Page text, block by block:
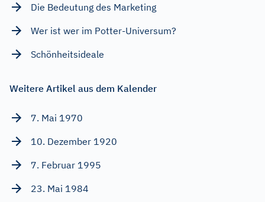
Die Bedeutung des Marketing
Wer ist wer im Potter-Universum?
Schönheitsideale
Weitere Artikel aus dem Kalender
7. Mai 1970
10. Dezember 1920
7. Februar 1995
23. Mai 1984